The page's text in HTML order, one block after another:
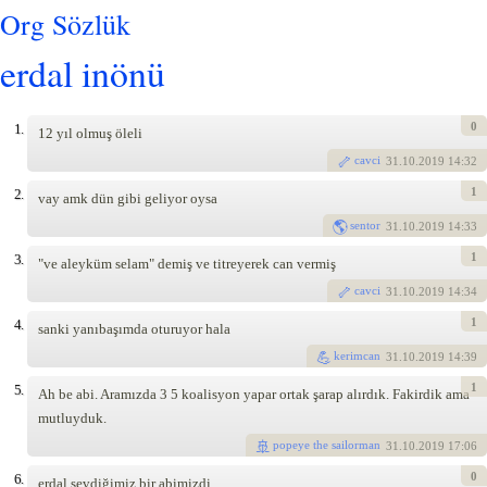
Org Sözlük
erdal inönü
1. 12 yıl olmuş öleli
cavci 31.10.2019 14:32
0
2. vay amk dün gibi geliyor oysa
sentor 31.10.2019 14:33
1
3. "ve aleyküm selam" demiş ve titreyerek can vermiş
cavci 31.10.2019 14:34
1
4. sanki yanıbaşımda oturuyor hala
kerimcan 31.10.2019 14:39
1
5.
Ah be abi. Aramızda 3 5 koalisyon yapar ortak şarap alırdık. Fakirdik ama
mutluyduk.
popeye the sailorman 31.10.2019 17:06
1
6. erdal sevdiğimiz bir abimizdi 0